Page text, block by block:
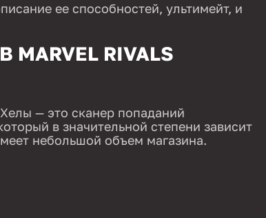
ее способностей, ультимейт, и
RIVALS
— это сканер попаданий
в значительной степени зависит
небольшой объем магазина.